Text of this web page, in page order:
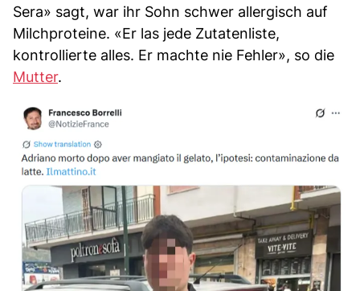
Sera» sagt, war ihr Sohn schwer allergisch auf
Milchproteine. «Er las jede Zutatenliste,
kontrollierte alles. Er machte nie Fehler», so die
Mutter.